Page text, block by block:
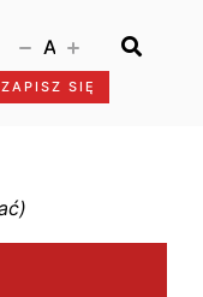
ZAPISZ SIĘ
A